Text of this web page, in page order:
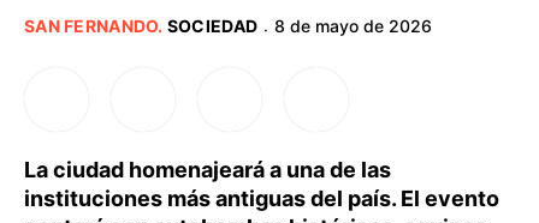
SAN FERNANDO. SOCIEDAD · 8 de mayo de 2026
La ciudad homenajeará a una de las
instituciones más antiguas del país. El evento